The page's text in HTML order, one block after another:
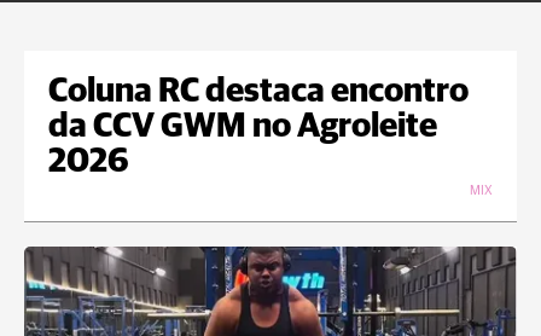
Coluna RC destaca encontro
da CCV GWM no Agroleite
2026
MIX